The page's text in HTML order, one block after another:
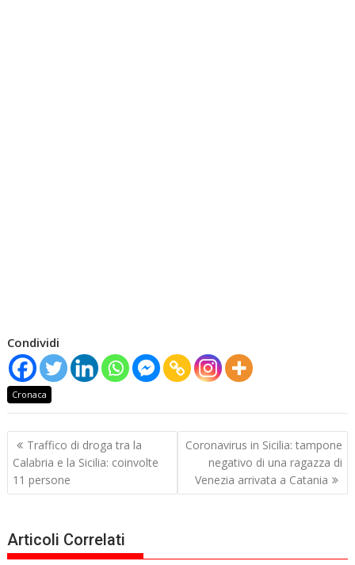
Condividi
Cronaca
Navigazione
articoli
Traffico di droga tra la
Calabria e la Sicilia: coinvolte
11 persone
Coronavirus in Sicilia: tampone
negativo di una ragazza di
Venezia arrivata a Catania
Articoli Correlati